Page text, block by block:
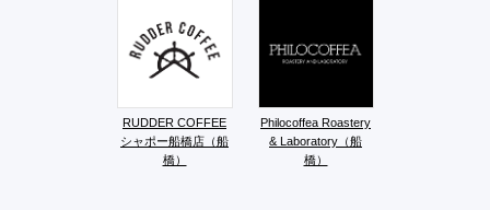
RUDDER COFFEE
シャポー船橋店（船
橋）
Philocoffea Roastery
& Laboratory（船
橋）